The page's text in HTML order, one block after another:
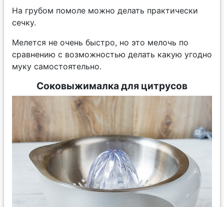
На грубом помоле можно делать практически
сечку.
Мелется не очень быстро, но это мелочь по
сравнению с возможностью делать какую угодно
муку самостоятельно.
Соковыжималка для цитрусов